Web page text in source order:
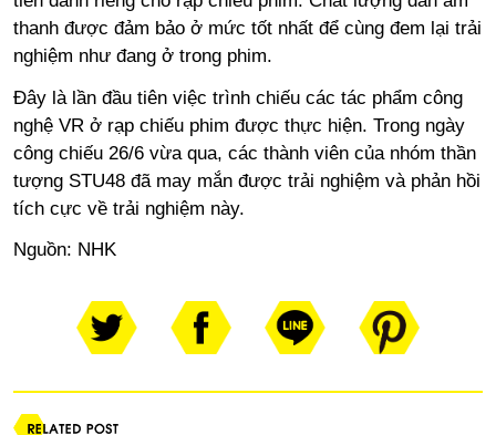
thanh được đảm bảo ở mức tốt nhất để cùng đem lại trải
nghiệm như đang ở trong phim.
Đây là lần đầu tiên việc trình chiếu các tác phẩm công
nghệ VR ở rạp chiếu phim được thực hiện. Trong ngày
công chiếu 26/6 vừa qua, các thành viên của nhóm thần
tượng STU48 đã may mắn được trải nghiệm và phản hồi
tích cực về trải nghiệm này.
Nguồn: NHK